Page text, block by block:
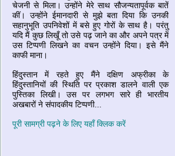
चेजनी से मिला। उन्होंने मेरे साथ सौजन्यतापूर्वक बातें
कीं। उन्होंने ईमानदारी से मुझे बता दिया कि उनकी
सहानुभूति उपनिवेशों में बसे हुए गोरों के साथ है। परंतु
यदि मैं कुछ लिखूँ तो उसे पढ़ जाने का और अपने पत्र में
उस टिप्पणी लिखने का वचन उन्होंने दिया। इसे मैंने
काफी माना।
हिंदुस्तान में रहते हुए मैंने दक्षिण अफ्रीका के
हिंदुस्तानियों की स्थिति पर प्रकाश डालने वाली एक
पुस्तिका लिखी। उस पर लगभग सारे ही भारतीय
अखबारों ने संपादकीय टिप्पणी...
पूरी सामग्री पढ़ने के लिए यहाँ क्लिक करें